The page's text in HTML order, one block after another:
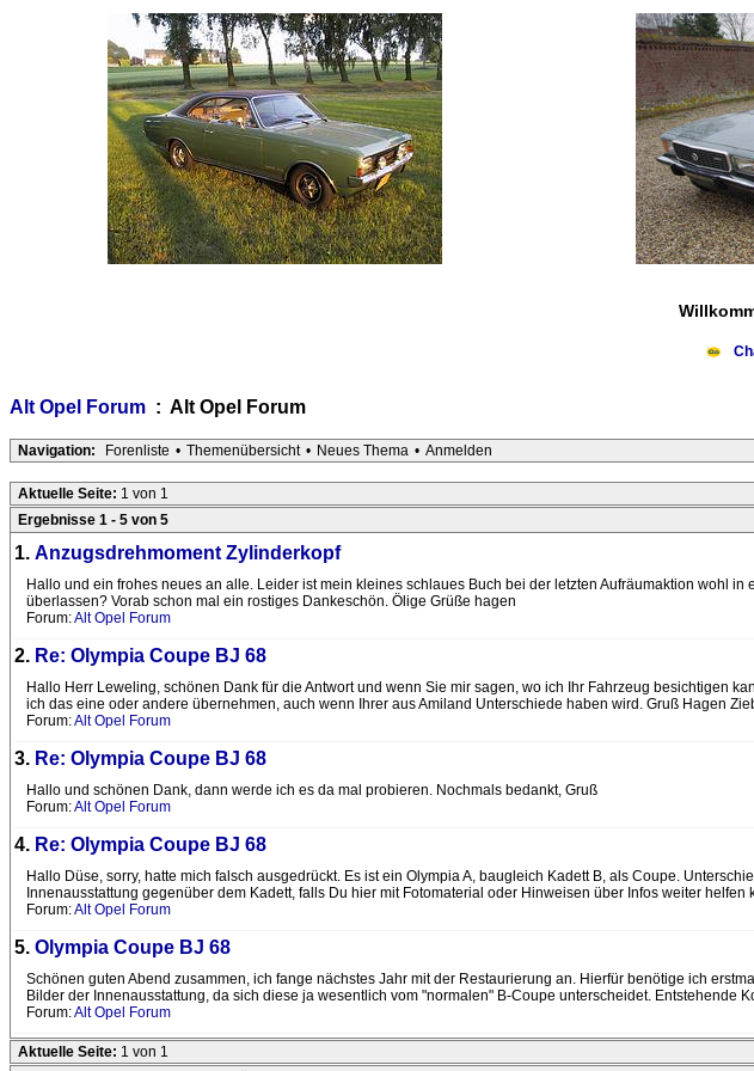
Alt Opel Forum : Alt Opel Forum
Navigation: Forenliste • Themenübersicht • Neues Thema • Anmelden
Aktuelle Seite: 1 von 1
Ergebnisse 1 - 5 von 5
1. Anzugsdrehmoment Zylinderkopf
Hallo und ein frohes neues an alle. Leider ist mein kleines schlaues Buch bei der letzten Aufräumaktion wohl
überlassen? Vorab schon mal ein rostiges Dankeschön. Ölige Grüße hagen
Forum:Alt Opel Forum
2. Re: Olympia Coupe BJ 68
Hallo Herr Leweling, schönen Dank für die Antwort und wenn Sie mir sagen, wo ich Ihr Fahrzeug besichtigen
ich das eine oder andere übernehmen, auch wenn Ihrer aus Amiland Unterschiede haben wird. Gruß Hagen
Forum:Alt Opel Forum
3. Re: Olympia Coupe BJ 68
Hallo und schönen Dank, dann werde ich es da mal probieren. Nochmals bedankt, Gruß
Forum:Alt Opel Forum
4. Re: Olympia Coupe BJ 68
Hallo Düse, sorry, hatte mich falsch ausgedrückt. Es ist ein Olympia A, baugleich Kadett B, als Coupe.
Innenausstattung gegenüber dem Kadett, falls Du hier mit Fotomaterial oder Hinweisen über Infos weiter helfen
Forum:Alt Opel Forum
5. Olympia Coupe BJ 68
Schönen guten Abend zusammen, ich fange nächstes Jahr mit der Restaurierung an. Hierfür benötige ich
Bilder der Innenausstattung, da sich diese ja wesentlich vom "normalen" B-Coupe unterscheidet. Entstehende
Forum:Alt Opel Forum
Aktuelle Seite: 1 von 1